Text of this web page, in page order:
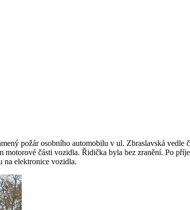
požár osobního automobilu v ul. Zbraslavská
motorové části vozidla. Řidička byla bez zranění. Po
na elektronice vozidla.